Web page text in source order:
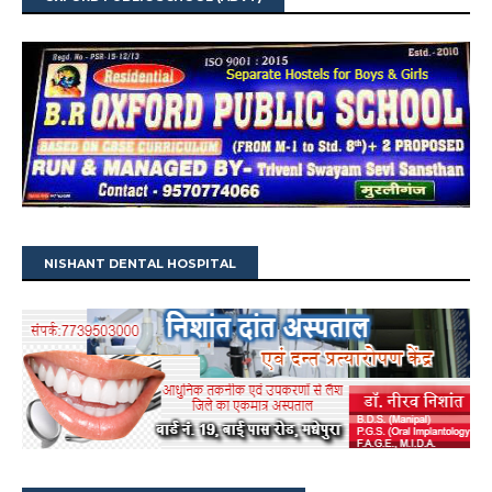
NISHANT DENTAL HOSPITAL